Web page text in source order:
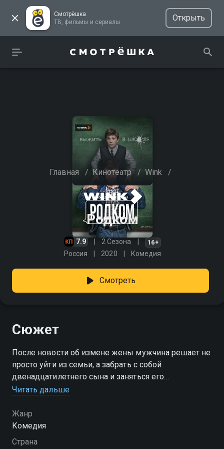
Смотрёшка
ТВ, фильмы и сериалы
Открыть
Главная / Кинотеатр / Wink /
Родком
7.9 2 Сезона 16+
Россия 2020 Комедия
Смотреть
Сюжет
После новости об измене жены мужчина решает не
просто уйти из семьи, а забрать с собой
двенадцатилетнего сына и заняться его
воспитанием самостоятельно. Во время развода он
доказать, что именно он способен стать для ребёнка
надёжной опорой. Ради этого отец начинает строить
образ идеального родителя и неожиданно вступает
Читать дальше
Жанр
Комедия
Страна